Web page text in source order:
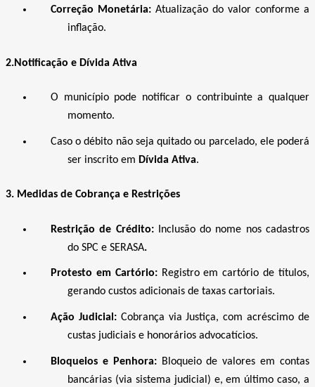
Correção Monetária: Atualização do valor conforme a
inflação.
2.Notificação e Dívida Ativa
O município pode notificar o contribuinte a qualquer
momento.
Caso o débito não seja quitado ou parcelado, ele poderá
ser inscrito em Dívida Ativa.
3. Medidas de Cobrança e Restrições
Restrição de Crédito:
Inclusão do nome nos cadastros
do SPC e SERASA.
Protesto em Cartório: Registro em cartório de títulos,
gerando custos adicionais de taxas cartoriais.
Ação Judicial: Cobrança via Justiça, com acréscimo de
custas judiciais e honorários advocatícios.
Bloqueios e Penhora: Bloqueio de valores em contas
bancárias (via sistema judicial) e, em último caso, a